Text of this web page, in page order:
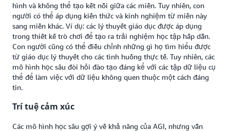
hình và không thể tạo kết nối giữa các miền. Tuy nhiên, con
người có thể áp dụng kiến thức và kinh nghiệm từ miền này
sang miền khác. Ví dụ: các lý thuyết giáo dục được áp dụng
trong thiết kế trò chơi để tạo ra trải nghiệm học tập hấp dẫn.
Con người cũng có thể điều chỉnh những gì họ tìm hiểu được
từ giáo dục lý thuyết cho các tình huống thực tế. Tuy nhiên, các
mô hình học sâu đòi hỏi đào tạo đáng kể với các tập dữ liệu cụ
thể để làm việc với dữ liệu không quen thuộc một cách đáng
tin.
Trí tuệ cảm xúc
Các mô hình học sâu gợi ý về khả năng của AGI, nhưng vẫn